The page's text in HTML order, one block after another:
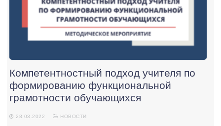
Компетентностный подход учителя по
формированию функциональной
грамотности обучающихся
28.03.2022 НОВОСТИ